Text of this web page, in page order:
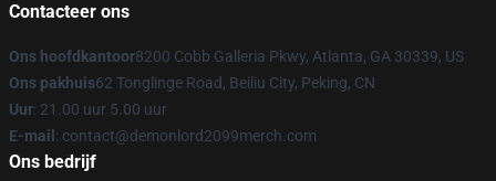
Contacteer ons
Ons hoofdkantoor8200 Cobb Galleria Pkwy, Atlanta, GA 30339, US
Ons pakhuis62 Tonglinge Road, Beiliu City, Peking, CN
Uur: 21.00 uur 5.00 uur
E-mail : contact@demonlord2099merch.com
Ons bedrijf